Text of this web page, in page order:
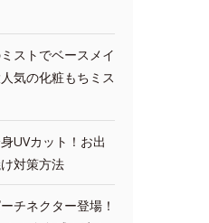
ストでベースメイ
気の化粧もちミス
UVカット！お出
対策方法
チネクター登場！